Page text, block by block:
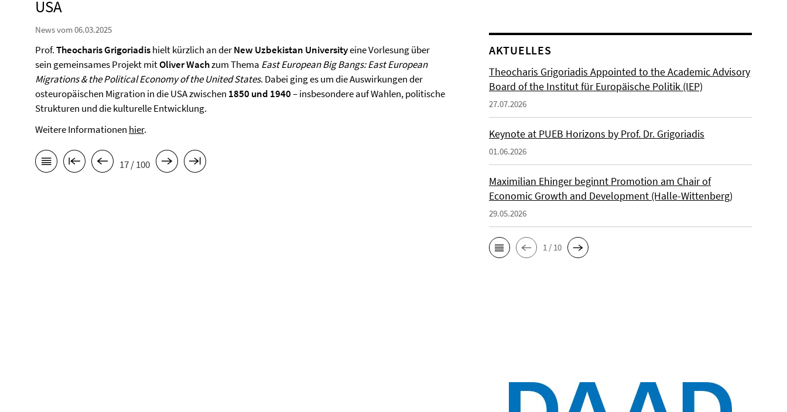
USA
News vom 06.03.2025
Prof.Theocharis Grigoriadishielt kürzlich an derNew Uzbekistan Universityeine Vorlesung über
sein gemeinsames Projekt mitOliver Wachzum Thema East European Big Bangs: East European
Migrations & the Political Economy of the United States. Dabei ging es um die Auswirkungen der
osteuropäischen Migration in die USA zwischen 1850 und 1940– insbesondere auf Wahlen, politische
Strukturen und die kulturelle Entwicklung.
Weitere Informationen hier.
17 / 100
AKTUELLES
Theocharis Grigoriadis Appointed to the Academic Advisory
Board of the Institut für Europäische Politik (IEP)
27.07.2026
Keynote at PUEB Horizons by Prof. Dr. Grigoriadis
01.06.2026
Maximilian Ehinger beginnt Promotion am Chair of
Economic Growth and Development (Halle-Wittenberg)
29.05.2026
1 / 10